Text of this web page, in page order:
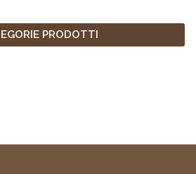
PRODOTTI